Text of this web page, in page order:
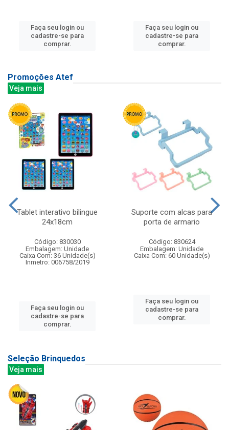
Faça seu login ou
cadastre-se para
comprar.
Faça seu login ou
cadastre-se para
comprar.
Promoções Atef
Veja mais
Tablet interativo bilingue
24x18cm
Código: 830030
Embalagem: Unidade
Caixa Com: 36 Unidade(s)
Inmetro: 006758/2019
Faça seu login ou
cadastre-se para
comprar.
Suporte com alcas para
porta de armario
Código: 830624
Embalagem: Unidade
Caixa Com: 60 Unidade(s)
Faça seu login ou
cadastre-se para
comprar.
Seleção Brinquedos
Veja mais